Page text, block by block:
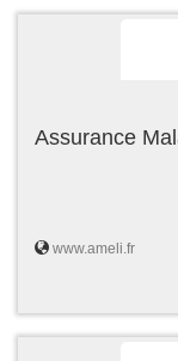
Assurance
www.ameli.fr